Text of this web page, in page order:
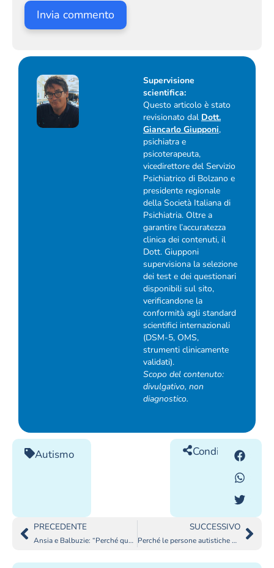
Supervisione
scientifica:
Questo articolo è stato
revisionato dal Dott.
Giancarlo Giupponi,
psichiatra e
psicoterapeuta,
vicedirettore del Servizio
Psichiatrico di Bolzano e
presidente regionale
della Società Italiana di
Psichiatria. Oltre a
garantire l’accuratezza
clinica dei contenuti, il
Dott. Giupponi
supervisiona la selezione
dei test e dei questionari
disponibili sul sito,
verificandone la
conformità agli standard
scientifici internazionali
(DSM-5, OMS,
strumenti clinicamente
validati).
Scopo del contenuto:
divulgativo, non
diagnostico.
Autismo Condividilo
PRECEDENTE
Ansia e Balbuzie: “Perché quando sono in ansia balbetto?”
SUCCESSIVO
Perché le persone autistiche hanno parole preferite?